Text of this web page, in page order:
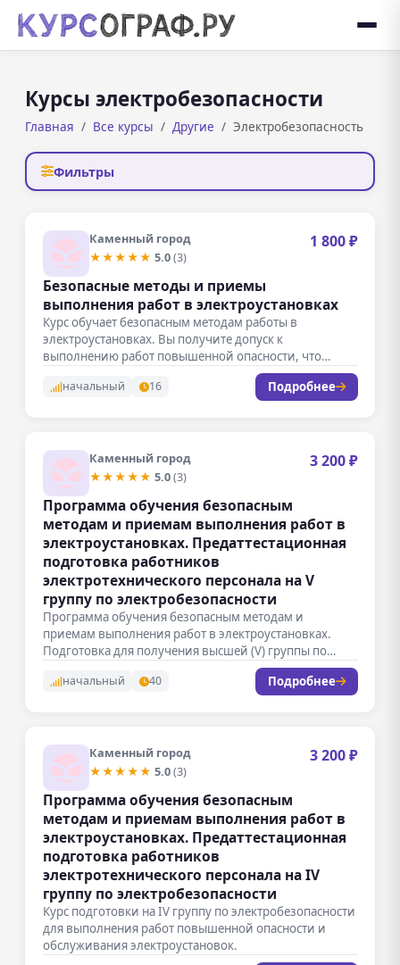
Курсы электробезопасности
Главная Все курсы Другие Электробезопасность
Фильтры
Каменный город
★★★★★ 5.0(3)
1 800 ₽
Безопасные методы и приемы
выполнения работ в электроустановках
Курс обучает безопасным методам работы в
электроустановках. Вы получите допуск к
выполнению работ повышенной опасности, что
начальный 16 Подробнее
Каменный город
★★★★★ 5.0(3)
3 200 ₽
Программа обучения безопасным
методам и приемам выполнения работ в
электроустановках. Предаттестационная
подготовка работников
электротехнического персонала на V
группу по электробезопасности
Программа обучения безопасным методам и
приемам выполнения работ в электроустановках.
Подготовка для получения высшей (V) группы по
начальный 40 Подробнее
Каменный город
★★★★★ 5.0(3)
3 200 ₽
Программа обучения безопасным
методам и приемам выполнения работ в
электроустановках. Предаттестационная
подготовка работников
электротехнического персонала на IV
группу по электробезопасности
Курс подготовки на IV группу по электробезопасности
для выполнения работ повышенной опасности и
обслуживания электроустановок.